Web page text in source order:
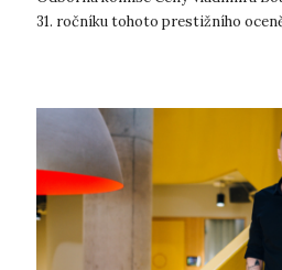
31. ročníku tohoto prestižního